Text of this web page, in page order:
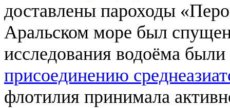
доставлены пароходы
Аральском море был
исследования водоёма
присоединению
флотилия принимала